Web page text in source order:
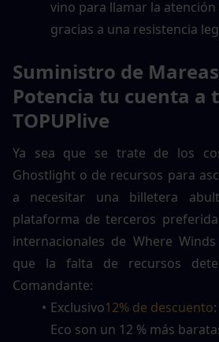
vino para llamar la
gracias a una resistencia
Suministro de
Potencia tu cuenta a
TOPUPlive
Ya sea que se trate de los
Ghostlight o de recursos para
a necesitar una billetera
plataforma de terceros
internacionales de Where
que la falta de recursos
Comandante:
Exclusivo12% de descuento
Eco son un 12 % más